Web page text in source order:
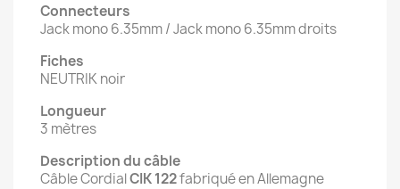
Connecteurs
Jack mono 6.35mm / Jack mono 6.35mm droits
Fiches
NEUTRIK noir
Longueur
3 mètres
Description du câble
Câble CordialCIK 122fabriqué en Allemagne